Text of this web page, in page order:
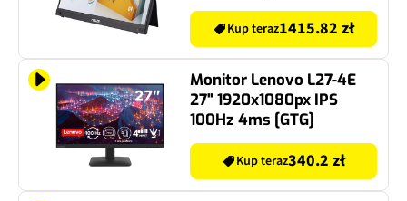
Kup teraz1415.82 zł
Monitor Lenovo L27-4E
27" 1920x1080px IPS
100Hz 4ms [GTG]
Kup teraz340.2 zł